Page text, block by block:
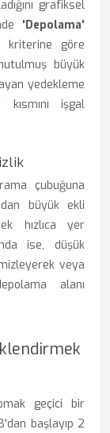
grafiksel
'Depolama'
kriterine göre
büyük
yedekleme
işgal
çubuğuna
büyük ekli
hızlıca yer
ise, düşük
veya
alanı
geçici bir
başlayıp 2